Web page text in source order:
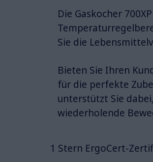
Die Gaskocher
Sie die
Bieten Sie Ihren
für die perfekte
unterstützt Sie
wiederholende
1 Stern ErgoCert-